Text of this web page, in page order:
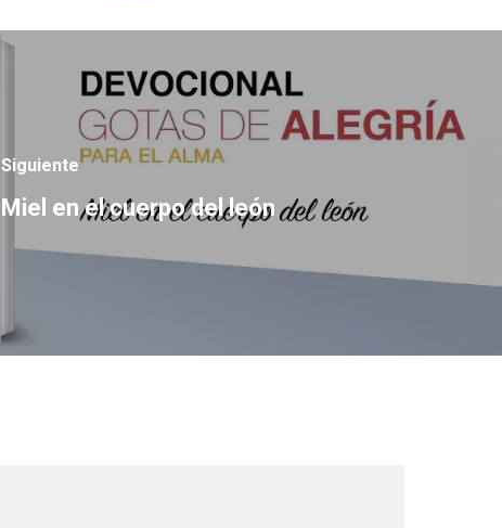
Siguiente
Miel en el cuerpo del león